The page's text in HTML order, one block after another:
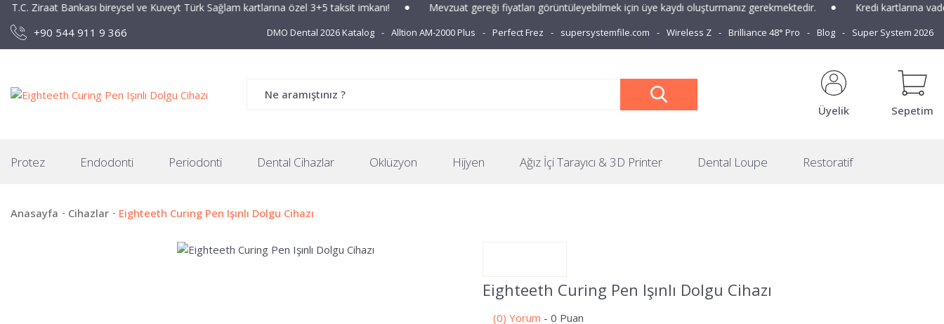
Bankası bireysel ve Kuveyt Türk Sağlam kartlarına özel 3+5 taksit imkanı! Mevzuat gereği fiyatları görüntüleyebilmek için üye kaydı oluşturmanız gerekmektedir. Kredi kartlarına vade farksız 3
+90 544 911 9 366 DMO Dental 2026 Katalog Alltion AM-2000 Plus Perfect Frez supersystemfile.com Wireless Z Brilliance 48° Pro Blog Super System 2026
Üyelik Sepetim
Protez Endodonti Periodonti Dental Cihazlar Oklüzyon Hijyen Ağız İçi Tarayıcı & 3D Printer Dental Loupe Restoratif
Anasayfa Cihazlar Eighteeth Curing Pen Işınlı Dolgu Cihazı
Eighteeth Curing Pen Işınlı Dolgu Cihazı
(0) Yorum - 0 Puan